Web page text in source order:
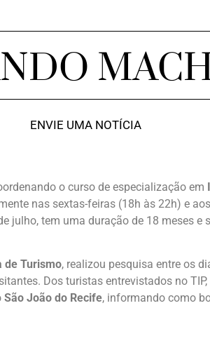
ENVIE UMA NOTÍCIA
o curso de especialização em
nas sextas-feiras (18h às 22h) e
julho, tem uma duração de 18 meses e
de Turismo, realizou pesquisa entre os
Dos turistas entrevistados no TIP,
São João do Recife, informando como